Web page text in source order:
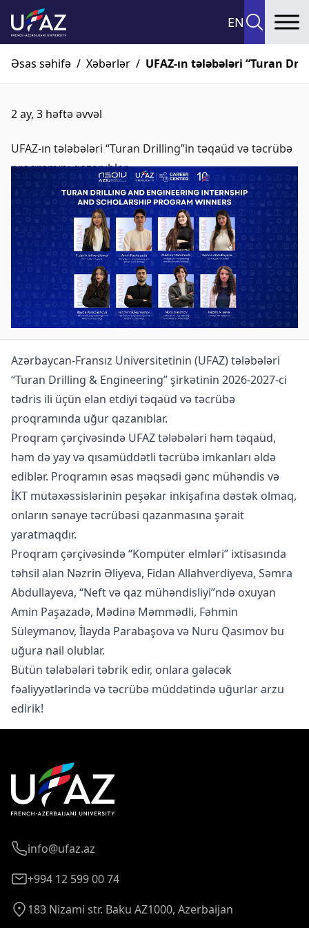
EN
Əsas səhifə / Xəbərlər / UFAZ-ın tələbələri “Turan
2 ay, 3 həftə əvvəl
UFAZ-ın tələbələri “Turan Drilling”in təqaüd və təcrübə
proqramını qazanıblar
Azərbaycan-Fransız Universitetinin (UFAZ) tələbələri
“Turan Drilling & Engineering” şirkətinin 2026-2027-ci
tədris ili üçün elan etdiyi təqaüd və təcrübə
proqramında uğur qazanıblar.
Proqram çərçivəsində UFAZ tələbələri həm təqaüd,
həm də yay və qısamüddətli təcrübə imkanları əldə
ediblər. Proqramın əsas məqsədi gənc mühəndis və
İKT mütəxəssislərinin peşəkar inkişafına dəstək olmaq,
onların sənaye təcrübəsi qazanmasına şərait
yaratmaqdır.
Proqram çərçivəsində “Kompüter elmləri” ixtisasında
təhsil alan Nəzrin Əliyeva, Fidan Allahverdiyeva, Səmra
Abdullayeva, “Neft və qaz mühəndisliyi”ndə oxuyan
Amin Paşazadə, Mədinə Məmmədli, Fəhmin
Süleymanov, İlayda Parabaşova və Nuru Qasımov bu
uğura nail olublar.
Bütün tələbələri təbrik edir, onlara gələcək
fəaliyyətlərində və təcrübə müddətində uğurlar arzu
edirik!
info@ufaz.az
+994 12 599 00 74
183 Nizami str. Baku AZ1000, Azerbaijan